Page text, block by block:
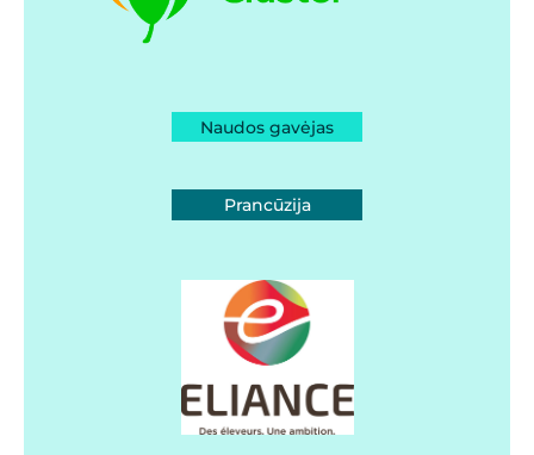
Naudos gavėjas
Prancūzija